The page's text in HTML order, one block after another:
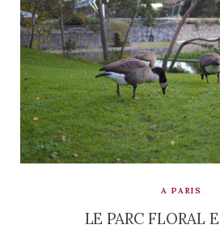
A PARIS
LE PARC FLORAL